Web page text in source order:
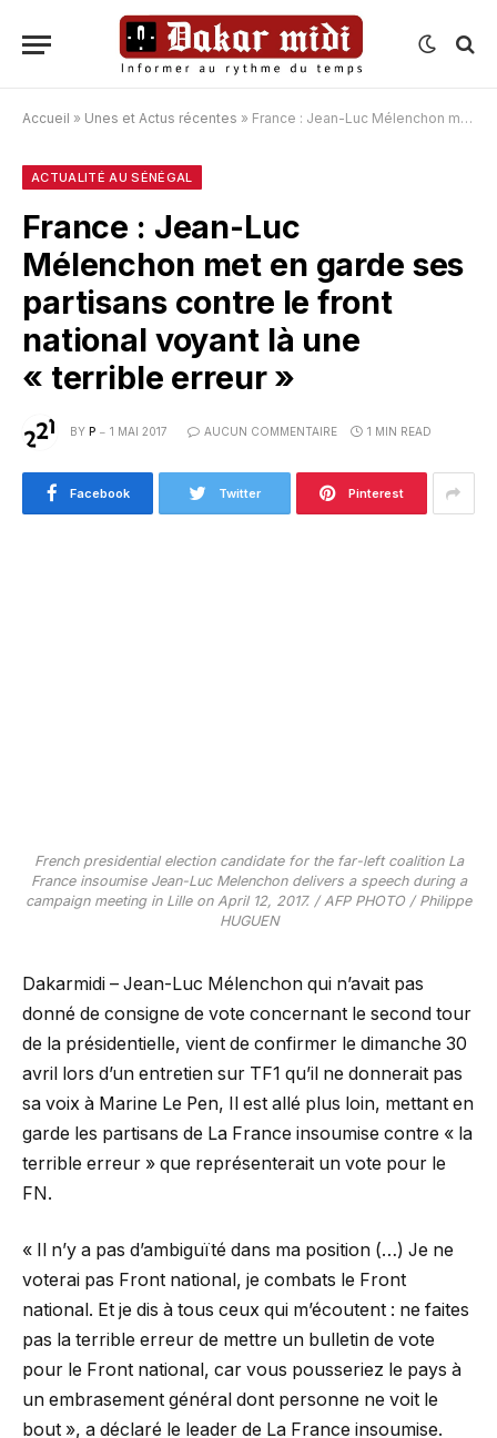
Accueil » Unes et Actus récentes » France : Jean-Luc Mélenchon met en garde ses partisans contre le front national voyant là une « terrible erreur »
ACTUALITÉ AU SÉNÉGAL
France : Jean-Luc
Mélenchon met en garde ses
partisans contre le front
national voyant là une
« terrible erreur »
BY P 1 MAI 2017 AUCUN COMMENTAIRE 1 MIN READ
Facebook Twitter Pinterest
French presidential election candidate for the far-left coalition La
France insoumise Jean-Luc Melenchon delivers a speech during a
campaign meeting in Lille on April 12, 2017. / AFP PHOTO / Philippe
HUGUEN
Dakarmidi – Jean-Luc Mélenchon qui n’avait pas
donné de consigne de vote concernant le second tour
de la présidentielle, vient de confirmer le dimanche 30
avril lors d’un entretien sur TF1 qu’il ne donnerait pas
sa voix à Marine Le Pen, Il est allé plus loin, mettant en
garde les partisans de La France insoumise contre « la
terrible erreur » que représenterait un vote pour le
FN.
« Il n’y a pas d’ambiguïté dans ma position (…) Je ne
voterai pas Front national, je combats le Front
national. Et je dis à tous ceux qui m’écoutent : ne faites
pas la terrible erreur de mettre un bulletin de vote
pour le Front national, car vous pousseriez le pays à
un embrasement général dont personne ne voit le
bout », a déclaré le leader de La France insoumise.